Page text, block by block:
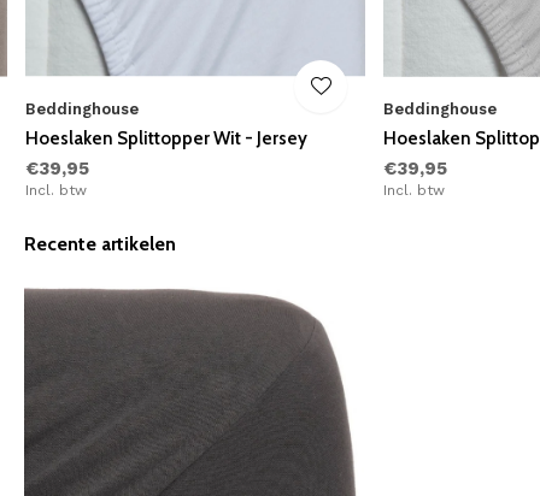
Beddinghouse
Hoeslaken Splittopper Wit - Jersey
€39,95
Incl. btw
Beddinghouse
Hoeslaken
€39,95
Incl. btw
Recente artikelen